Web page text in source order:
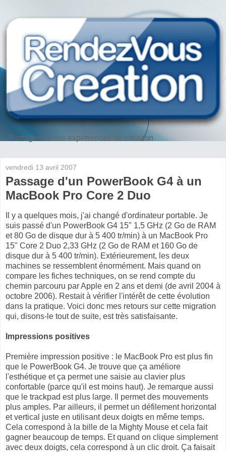
Partageons nos expériences de création
vendredi 13 avril 2007
Passage d'un PowerBook G4 à un
MacBook Pro Core 2 Duo
Il y a quelques mois, j'ai changé d'ordinateur portable. Je
suis passé d'un PowerBook G4 15" 1,5 GHz (2 Go de RAM
et 80 Go de disque dur à 5 400 tr/min) à un MacBook Pro
15" Core 2 Duo 2,33 GHz (2 Go de RAM et 160 Go de
disque dur à 5 400 tr/min). Extérieurement, les deux
machines se ressemblent énormément. Mais quand on
compare les fiches techniques, on se rend compte du
chemin parcouru par Apple en 2 ans et demi (de avril 2004 à
octobre 2006). Restait à vérifier l'intérêt de cette évolution
dans la pratique. Voici donc mes retours sur cette migration
qui, disons-le tout de suite, est très satisfaisante.
Impressions positives
Première impression positive : le MacBook Pro est plus fin
que le PowerBook G4. Je trouve que ça améliore
l'esthétique et ça permet une saisie au clavier plus
confortable (parce qu'il est moins haut). Je remarque aussi
que le trackpad est plus large. Il permet des mouvements
plus amples. Par ailleurs, il permet un défilement horizontal
et vertical juste en utilisant deux doigts en même temps.
Cela correspond à la bille de la Mighty Mouse et cela fait
gagner beaucoup de temps. Et quand on clique simplement
avec deux doigts, cela correspond à un clic droit. Ça faisait